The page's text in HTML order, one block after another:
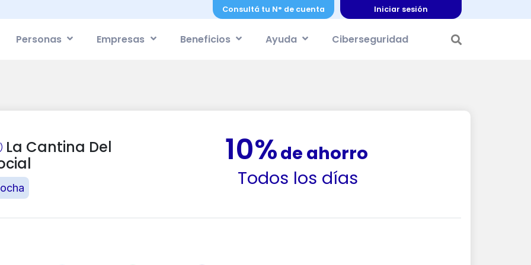
Consultá tu N° de cuenta Iniciar sesión
Personas Empresas Beneficios Ayuda Ciberseguridad
10%de ahorro
Todos los días
La Cantina Del